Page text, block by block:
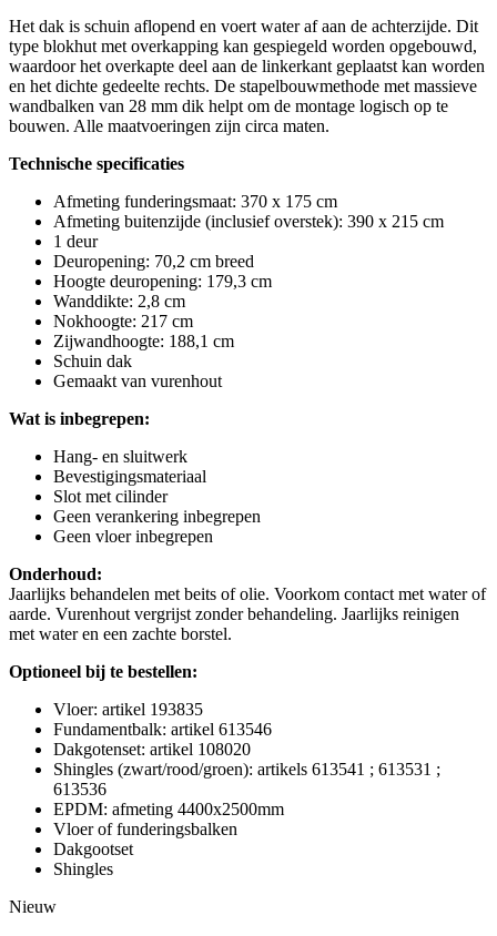
Het dak is schuin aflopend en voert water af aan de achterzijde. Dit
type blokhut met overkapping kan gespiegeld worden opgebouwd,
waardoor het overkapte deel aan de linkerkant geplaatst kan worden
en het dichte gedeelte rechts. De stapelbouwmethode met massieve
wandbalken van 28 mm dik helpt om de montage logisch op te
bouwen. Alle maatvoeringen zijn circa maten.
Technische specificaties
Afmeting funderingsmaat: 370 x 175 cm
Afmeting buitenzijde (inclusief overstek): 390 x 215 cm
1 deur
Deuropening: 70,2 cm breed
Hoogte deuropening: 179,3 cm
Wanddikte: 2,8 cm
Nokhoogte: 217 cm
Zijwandhoogte: 188,1 cm
Schuin dak
Gemaakt van vurenhout
Wat is inbegrepen:
Hang- en sluitwerk
Bevestigingsmateriaal
Slot met cilinder
Geen verankering inbegrepen
Geen vloer inbegrepen
Onderhoud:
Jaarlijks behandelen met beits of olie. Voorkom contact met water of
aarde. Vurenhout vergrijst zonder behandeling. Jaarlijks reinigen
met water en een zachte borstel.
Optioneel bij te bestellen:
Vloer: artikel 193835
Fundamentbalk: artikel 613546
Dakgotenset: artikel 108020
Shingles (zwart/rood/groen): artikels 613541 ; 613531 ;
613536
EPDM: afmeting 4400x2500mm
Vloer of funderingsbalken
Dakgootset
Shingles
Nieuw